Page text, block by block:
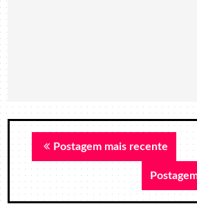
Postagem mais recente